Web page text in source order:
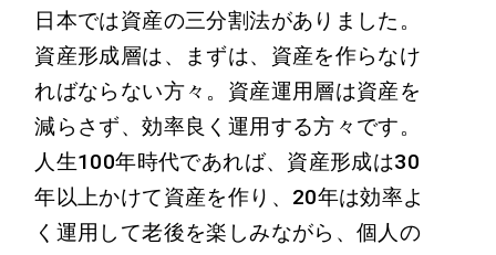
日本では資産の三分割法がありました。
資産形成層は、まずは、資産を作らなけ
ればならない方々。資産運用層は資産を
減らさず、効率良く運用する方々です。
人生100年時代であれば、資産形成は30
年以上かけて資産を作り、20年は効率よ
く運用して老後を楽しみながら、個人の